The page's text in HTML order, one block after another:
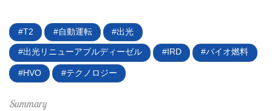
電動バイク
電動キックボード
T2 自動運転 出光
出光リニューアブルディーゼル IRD バイオ燃料
HVO テクノロジー